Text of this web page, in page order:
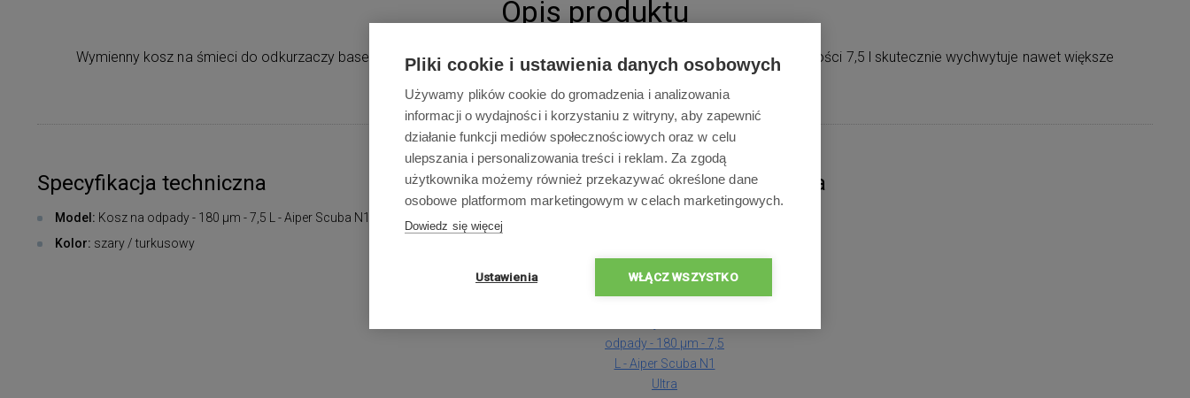
Opis produktu
Wymienny kosz na śmieci do odkurzaczy basenowych Aiper Scuba N1 Ultra. Dzięki drobnemu filtrowi 180 μm i pojemności 7,5 l skutecznie wychwytuje nawet większe
Specyfikacja techniczna
Model: Kosz na odpady - 180 µm - 7,5 L - Aiper Scuba N1 Ultra
Kolor: szary / turkusowy
Zawartość opakowania
odpady - 180 µm - 7,5
L - Aiper Scuba N1
Ultra
Pliki cookie i ustawienia danych osobowych
Używamy plików cookie do gromadzenia i analizowania
informacji o wydajności i korzystaniu z witryny, aby zapewnić
działanie funkcji mediów społecznościowych oraz w celu
ulepszania i personalizowania treści i reklam. Za zgodą
użytkownika możemy również przekazywać określone dane
osobowe platformom marketingowym w celach marketingowych.
Dowiedz się więcej
Ustawienia WŁĄCZ WSZYSTKO